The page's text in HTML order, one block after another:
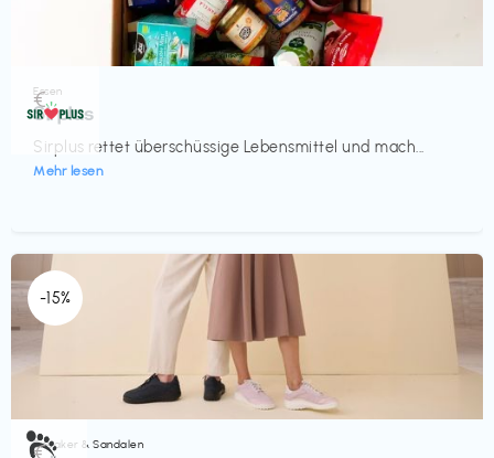
Essen
Sirplus
Sirplus rettet überschüssige Lebensmittel und mach...
Mehr lesen
€‎
-15%
Sneaker & Sandalen
€‎